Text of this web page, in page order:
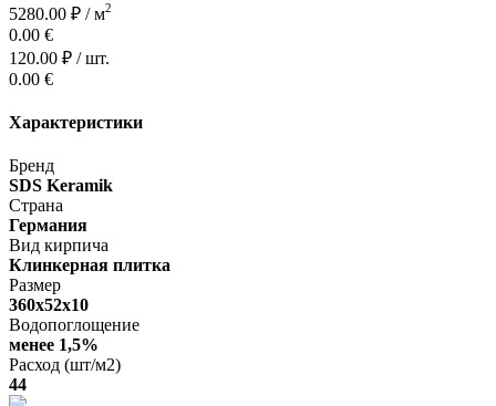
5280.00 ₽ / м2
0.00 €
120.00 ₽ / шт.
0.00 €
Характеристики
Бренд
SDS Keramik
Страна
Германия
Вид кирпича
Клинкерная плитка
Размер
360x52x10
Водопоглощение
менее 1,5%
Расход (шт/м2)
44